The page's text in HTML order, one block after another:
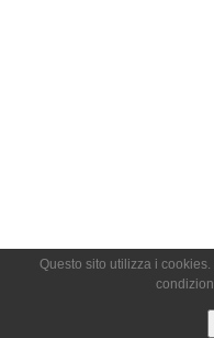
Questo sito utilizza i